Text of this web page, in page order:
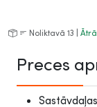
Noliktavā 13 |
Preces